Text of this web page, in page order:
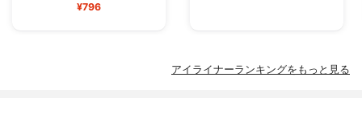
¥796
アイライナーランキングをもっと見る